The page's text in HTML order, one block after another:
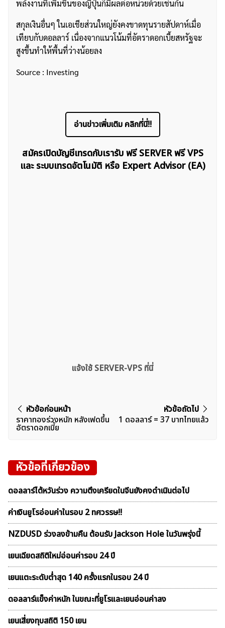
พลังงานที่เพิ่มขึ้นของญี่ปุ่นก็มีผลต่อหน่วยด้วยเช่นกัน
สกุลเงินอื่นๆ ในเอเชียส่วนใหญ่ยังคงขาดทุนรายสัปดาห์เมื่อ
เทียบกับดอลลาร์ เนื่องจากแนวโน้มที่อัตราดอกเบี้ยสหรัฐจะ
สูงขึ้นทำให้พื้นที่ว่างน้อยลง
Source : Investing
อ่านข่าวเพิ่มเติม คลิกที่นี่!!
สมัครเปิดบัญชีเทรดกับเรารับ ฟรี SERVER ฟรี VPS
และ ระบบเทรดอัตโนมัติ หรือ Expert Advisor (EA)
แจ้งใช้ SERVER-VPS ที่นี่
แนะแนว
เรื่อง
หัวข้อก่อนหน้า
ราคาทองร่วงหนัก หลังเฟดขึ้น
อัตราดอกเบี้ย
หัวข้อถัดไป
1 ดอลลาร์ = 37 บาทไทยแล้ว
หัวข้อที่เกี่ยวข้อง
ดอลลาร์ไต้หวันร่วง ความตึงเครียดในจีนยังคงดำเนินต่อไป
ค่าเงินยูโรอ่อนค่าในรอบ 2 ทศวรรษ!!
NZDUSD ร่วงลงข้ามคืน ต้อนรับ Jackson Hole ในวันพรุ่งนี้
เยนเฉียดสถิติใหม่อ่อนค่ารอบ 24 ปี
เยนแตะระดับต่ำสุด 140 ครั้งแรกในรอบ 24 ปี
ดอลลาร์แข็งค่าหนัก ในขณะที่ยูโรและเยนอ่อนค่าลง
เยนเสี่ยงทุบสถิติ 150 เยน